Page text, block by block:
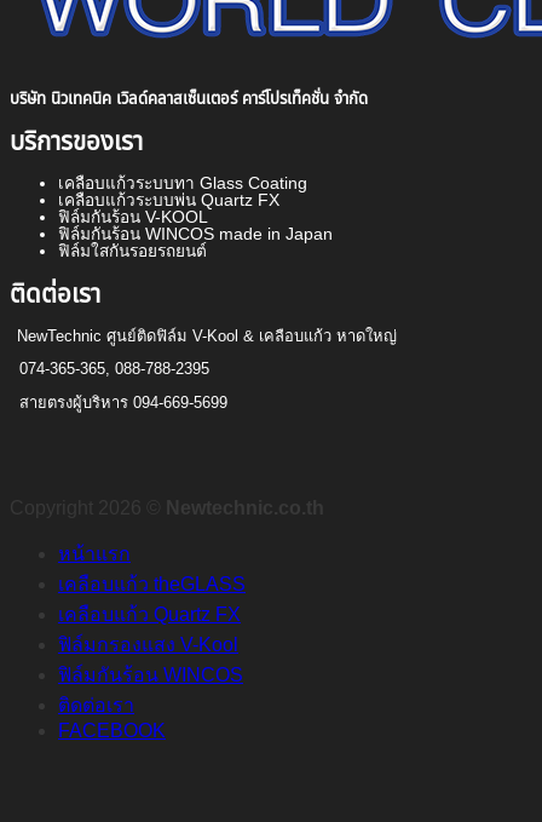
บริษัท นิวเทคนิค เวิลด์คลาสเซ็นเตอร์ คาร์โปรเท็คชั่น จำกัด
บริการของเรา
เคลือบแก้วระบบทา Glass Coating
เคลือบแก้วระบบพ่น Quartz FX
ฟิล์มกันร้อน V-KOOL
ฟิล์มกันร้อน WINCOS made in Japan
ฟิล์มใสกันรอยรถยนต์
ติดต่อเรา
NewTechnic ศูนย์ติดฟิล์ม V-Kool & เคลือบแก้ว หาดใหญ่
074-365-365, 088-788-2395
สายตรงผู้บริหาร 094-669-5699
Copyright 2026 © Newtechnic.co.th
หน้าแรก
เคลือบแก้ว theGLASS
เคลือบแก้ว Quartz FX
ฟิล์มกรองแสง V-Kool
ฟิล์มกันร้อน WINCOS
ติดต่อเรา
FACEBOOK